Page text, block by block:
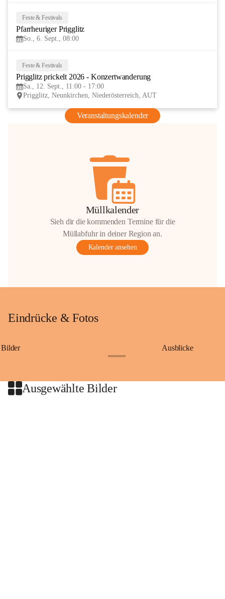
Feste & Festivals
Pfarrheuriger Prigglitz
So., 6. Sept., 08:00
Feste & Festivals
Prigglitz prickelt 2026 - Konzertwanderung
Sa., 12. Sept., 11:00 - 17:00
Prigglitz, Neunkirchen, Niederösterreich, AUT
Veranstaltungskalender
Müllkalender
Sieh dir die kommenden Termine für die
Müllabfuhr in deiner Region an.
Kalender ansehen
Eindrücke & Fotos
Bilder Ausblicke
Ausgewählte Bilder